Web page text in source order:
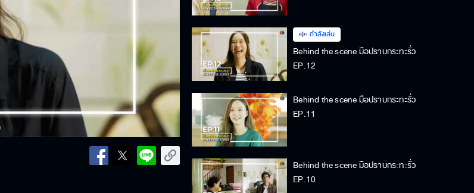
กำลังเล่น
Behind the scene มือปราบกระทะรั่ว
EP.12
Behind the scene มือปราบกระทะรั่ว
EP.11
Behind the scene มือปราบกระทะรั่ว
EP.10